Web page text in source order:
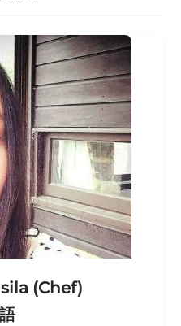
(Chef)